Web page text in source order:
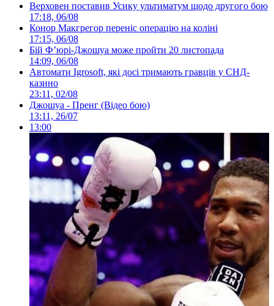
Верховен поставив Усику ультиматум щодо другого бою
17:18, 06/08
Конор Макгрегор переніс операцію на коліні
17:15, 06/08
Бій Ф’юрі-Джошуа може пройти 20 листопада
14:09, 06/08
Автомати Igrosoft, які досі тримають гравців у СНД-
казино
23:11, 02/08
Джошуа - Пренг (Відео бою)
13:11, 26/07
13:00